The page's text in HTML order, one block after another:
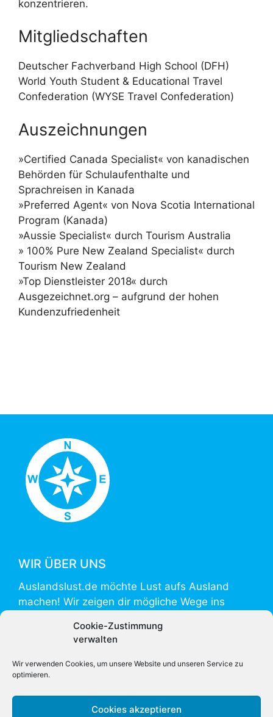
Cookie-Zustimmung
verwalten
Wir verwenden Cookies, um unsere Website und unseren Service zu
optimieren.
Cookies akzeptieren
konzentrieren.
Mitgliedschaften
Deutscher Fachverband High School (DFH)
World Youth Student & Educational Travel
Confederation (WYSE Travel Confederation)
Auszeichnungen
»Certified Canada Specialist« von kanadischen
Behörden für Schulaufenthalte und
Sprachreisen in Kanada
»Preferred Agent« von Nova Scotia International
Program (Kanada)
»Aussie Specialist« durch Tourism Australia
» 100% Pure New Zealand Specialist« durch
Tourism New Zealand
»Top Dienstleister 2018« durch
Ausgezeichnet.org – aufgrund der hohen
Kundenzufriedenheit
WIR ÜBER UNS
Auslandslust.de möchte Lust aufs Ausland
machen! Wir zeigen dir mögliche Wege ins
Vorbereitung und Umsetzung.
Auslandslust.de is powered byweltweiser.